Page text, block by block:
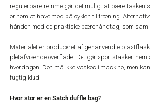
regulerbare remme gør det muligt at bære tasken
er nem at have med på cyklen til træning.
hånden med de praktiske bærehåndtag, som
Materialet er produceret af genanvendte
pletafvisende overflade. Det gør sportstasken nem
hverdagen. Den må ikke vaskes i maskine, men
fugtig klud.
Hvor stor er en Satch duffle bag?